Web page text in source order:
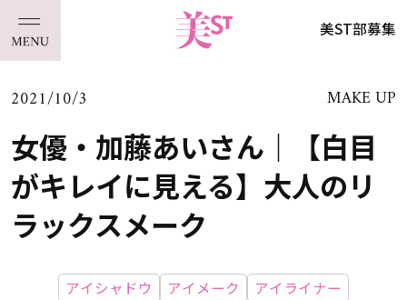
美ST部募集
2021/10/3 MAKE UP
女優・加藤あいさん｜【白目
がキレイに見える】大人のリ
ラックスメーク
アイシャドウ アイメーク
アイライナー